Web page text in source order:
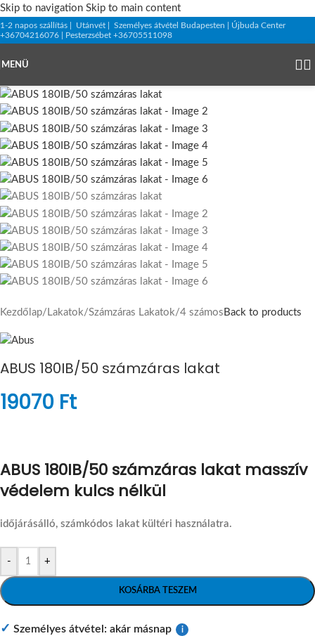
Skip to navigation Skip to main content
1-2 napos szállítás | Utánvét | Személyes átvétel Budapesten | Újbuda Center
+36704216076 | Pesterzsébet +36705511098
MENÜ
Kezdőlap/ Lakatok/Számzáras Lakatok/4 számos Back to products
ABUS 180IB/50 számzáras lakat
19070 Ft
ABUS 180IB/50 számzáras lakat masszív
védelem kulcs nélkül
időjárásálló, számkódos lakat kültéri használatra.
- +
KOSÁRBA TESZEM
✓ Személyes átvétel: akár másnap i